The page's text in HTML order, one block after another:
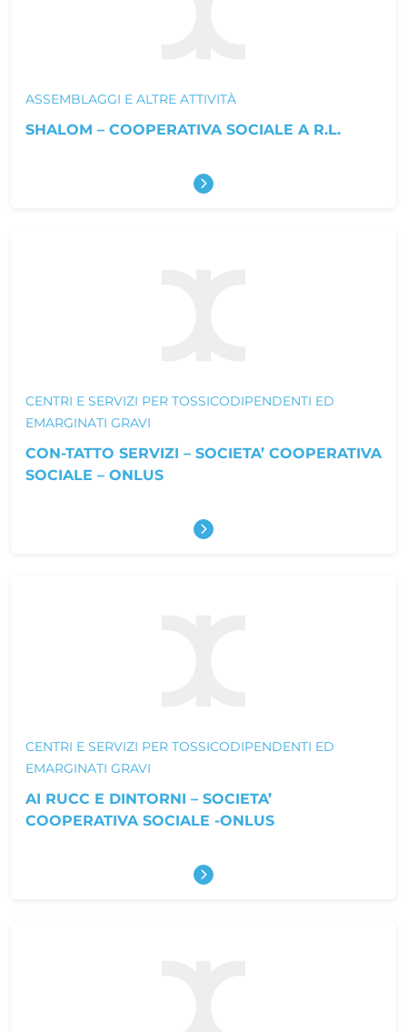
ASSEMBLAGGI E ALTRE ATTIVITÀ
SHALOM – COOPERATIVA SOCIALE A R.L.
Scopri di più
CENTRI E SERVIZI PER TOSSICODIPENDENTI ED
EMARGINATI GRAVI
CON-TATTO SERVIZI – SOCIETA’ COOPERATIVA
SOCIALE – ONLUS
Scopri di più
CENTRI E SERVIZI PER TOSSICODIPENDENTI ED
EMARGINATI GRAVI
AI RUCC E DINTORNI – SOCIETA’
COOPERATIVA SOCIALE -ONLUS
Scopri di più